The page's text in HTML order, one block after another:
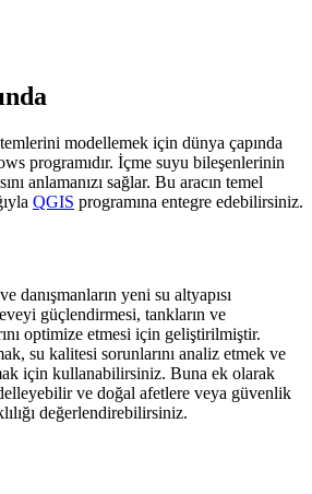
modellemek için dünya çapında
programıdır. İçme suyu bileşenlerinin
anlamanızı sağlar. Bu aracın temel
QGIS programına entegre edebilirsiniz.
danışmanların yeni su altyapısı
güçlendirmesi, tankların ve
optimize etmesi için geliştirilmiştir.
su kalitesi sorunlarını analiz etmek ve
için kullanabilirsiniz. Buna ek olarak
ve doğal afetlere veya güvenlik
değerlendirebilirsiniz.